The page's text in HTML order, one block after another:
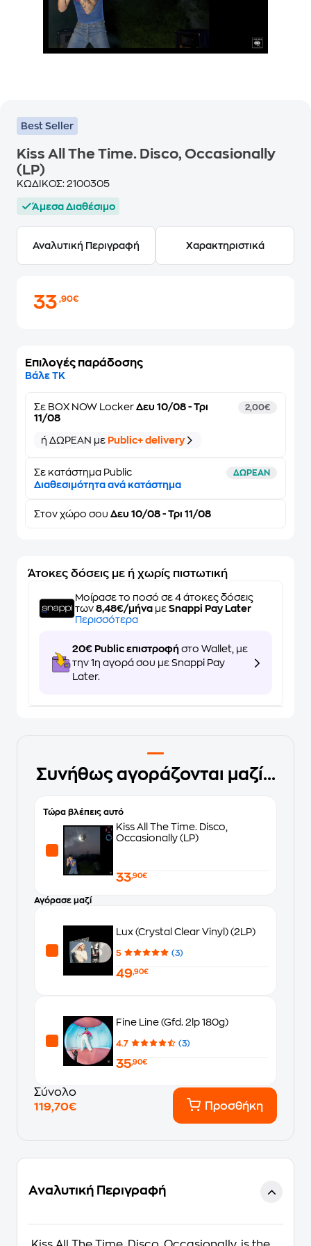
Best Seller
Kiss All The Time. Disco, Occasionally
(LP)
ΚΩΔΙΚΟΣ: 2100305
Άμεσα Διαθέσιμο
Αναλυτική Περιγραφή Χαρακτηριστικά
33,90€
Επιλογές παράδοσης
Βάλε ΤΚ
Σε BOX NOW Locker Δευ 10/08 - Τρι
11/08
2,00€
ή ΔΩΡΕΑΝ με Public+ delivery
Σε κατάστημα Public ΔΩΡΕΑΝ
Διαθεσιμότητα ανά κατάστημα
Στον χώρο σου Δευ 10/08 - Τρι 11/08
Άτοκες δόσεις με ή χωρίς πιστωτική
Μοίρασε το ποσό σε 4 άτοκες δόσεις
των 8,48€/μήνα με Snappi Pay Later
Περισσότερα
20€ Public επιστροφή στο Wallet, με
την 1η αγορά σου με Snappi Pay
Later.
Συνήθως αγοράζονται μαζί...
Τώρα βλέπεις αυτό
Kiss All The Time. Disco,
Occasionally (LP)
33,90€
Αγόρασε μαζί
Lux (Crystal Clear Vinyl) (2LP)
5 (3)
49,90€
Fine Line (Gfd. 2lp 180g)
4.7 (3)
35,90€
Σύνολο
119,70€
Προσθήκη
Αναλυτική Περιγραφή